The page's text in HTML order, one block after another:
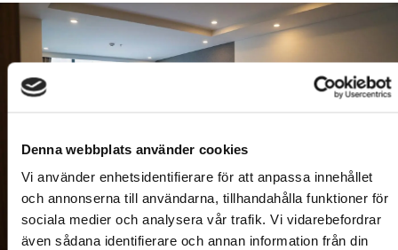
Denna webbplats använder cookies
Vi använder enhetsidentifierare för att anpassa innehållet
och annonserna till användarna, tillhandahålla funktioner för
sociala medier och analysera vår trafik. Vi vidarebefordrar
även sådana identifierare och annan information från din